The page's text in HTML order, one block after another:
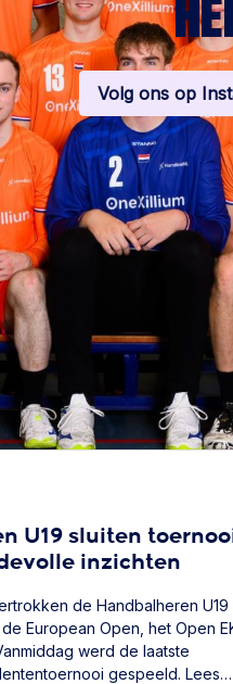
Volg ons op
U19 sluiten
inzichten
de Handbalheren U19
European Open, het Open
werd de laatste
gespeeld. Lees